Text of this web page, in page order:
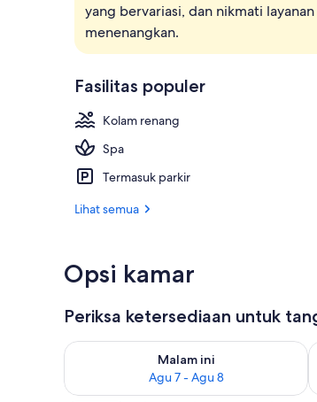
yang bervariasi, dan nikmati
menenangkan.
Fasilitas populer
Kolam renang
Spa
Termasuk parkir
Lihat semua
Opsi kamar
Periksa ketersediaan untuk
Malam ini
Agu 7 - Agu 8
Periksa ketersediaan untuk malam ini